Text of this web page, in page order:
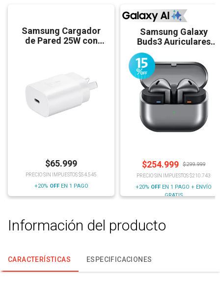
Samsung Cargador
de Pared 25W con
$65.999
PRECIO SIN IMPUESTOS $54.545
+20% OFFEN 1 PAGO
Samsung Galaxy
Buds3 Auriculares
$254.999 $299.999
PRECIO SIN IMPUESTOS $210.743
+20% OFF EN 1 PAGO + ENVÍO
GRATIS
Información del producto
CARACTERÍSTICAS ESPECIFICACIONES